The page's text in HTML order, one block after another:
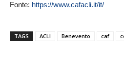
Fonte: https://www.cafacli.it/it/
TAGS ACLI Benevento caf